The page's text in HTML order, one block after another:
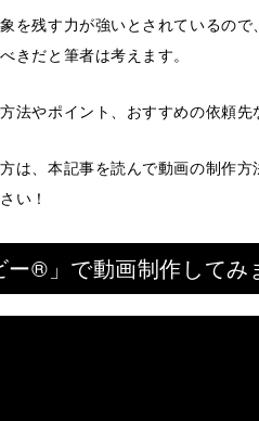
を残す力が強いとされているの
きだと筆者は考えます。
法やポイント、おすすめの依頼
は、本記事を読んで動画の制作
い！
ー®」で動画制作してみ